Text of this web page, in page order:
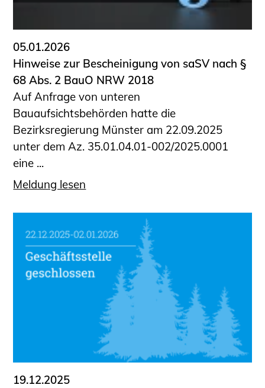
Informationen für Fortbildungsträger
Anträge, Anzeigen, Formulare
Fortbildung/Seminare
Informationen für Ingenieurinnen
und Ingenieure
Recht
Planungswettbewerbe
Publikationen
Stellenbörse
Öffentlich bestellte und vereidigte
Qualifizierte Tragwerksplaner/-innen
Bauvorlageberechtigte
Sachkundige für Zustands- und
Funktionsprüfung privater
Abwasserleitungen
Vereinbarungen mit
Ingenieurkammern
Zusatzqualifikationen
05.01.2026
Hinweise zur Bescheinigung von saSV nach §
68 Abs. 2 BauO NRW 2018
Auf Anfrage von unteren
Bauaufsichtsbehörden hatte die
Bezirksregierung Münster am 22.09.2025
unter dem Az. 35.01.04.01-002/2025.0001
eine ...
Meldung lesen
19.12.2025